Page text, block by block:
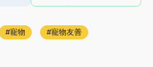
寵物 寵物友善